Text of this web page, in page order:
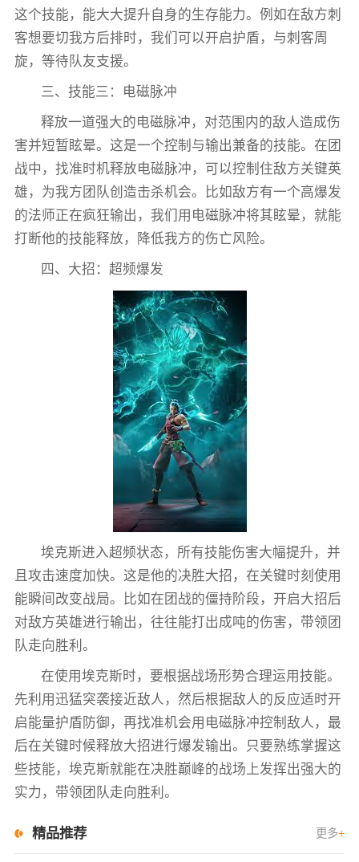
这个技能，能大大提升自身的生存能力。例如在敌方刺
客想要切我方后排时，我们可以开启护盾，与刺客周
旋，等待队友支援。
三、技能三：电磁脉冲
释放一道强大的电磁脉冲，对范围内的敌人造成伤
害并短暂眩晕。这是一个控制与输出兼备的技能。在团
战中，找准时机释放电磁脉冲，可以控制住敌方关键英
雄，为我方团队创造击杀机会。比如敌方有一个高爆发
的法师正在疯狂输出，我们用电磁脉冲将其眩晕，就能
打断他的技能释放，降低我方的伤亡风险。
四、大招：超频爆发
埃克斯进入超频状态，所有技能伤害大幅提升，并
且攻击速度加快。这是他的决胜大招，在关键时刻使用
能瞬间改变战局。比如在团战的僵持阶段，开启大招后
对敌方英雄进行输出，往往能打出成吨的伤害，带领团
队走向胜利。
在使用埃克斯时，要根据战场形势合理运用技能。
先利用迅猛突袭接近敌人，然后根据敌人的反应适时开
启能量护盾防御，再找准机会用电磁脉冲控制敌人，最
后在关键时候释放大招进行爆发输出。只要熟练掌握这
些技能，埃克斯就能在决胜巅峰的战场上发挥出强大的
实力，带领团队走向胜利。
精品推荐 更多+